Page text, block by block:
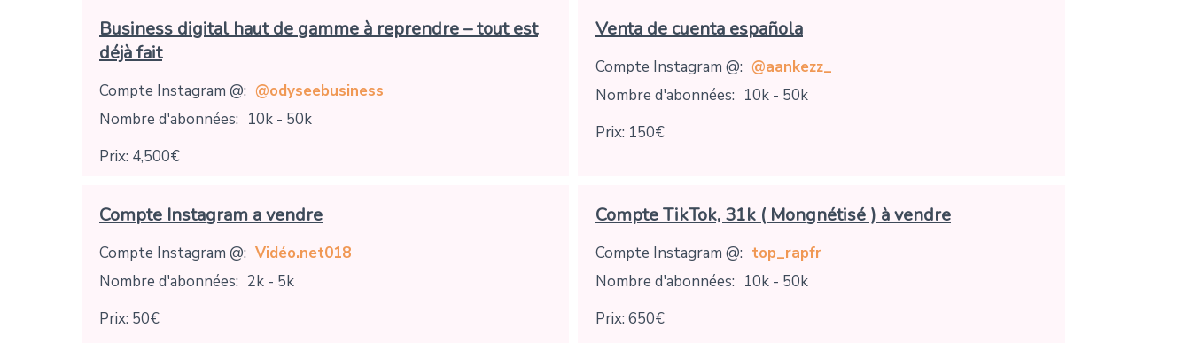
Business digital haut de gamme à reprendre – tout est
déjà fait
Compte Instagram @: @odyseebusiness
Nombre d'abonnées: 10k - 50k
Prix: 4,500€
Venta de cuenta española
Compte Instagram @: @aankezz_
Nombre d'abonnées: 10k - 50k
Prix: 150€
Compte Instagram a vendre
Compte Instagram @: Vidéo.net018
Nombre d'abonnées: 2k - 5k
Prix: 50€
Compte TikTok, 31k ( Mongnétisé ) à vendre
Compte Instagram @: top_rapfr
Nombre d'abonnées: 10k - 50k
Prix: 650€